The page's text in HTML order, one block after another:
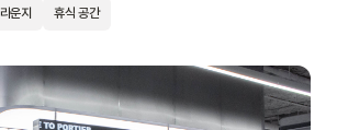
라운지 휴식 공간